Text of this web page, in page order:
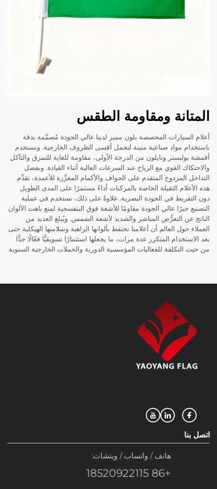
المتانة ومقاومة الطقس
أعلام السيارات المخصصة بلون مميز لدينا عالي الجودة مُصمَّمة بدقة
باستخدام مواد صناعية متينة لتحمل أقسى الظروف الخارجية. ونستخدم
أقمشة بوليستر ونايلون من الدرجة الأولى، مقاومة للغاية للتمزق والتآكل
والاحتكاك القوي مع الرياح عند السرعات العالية أثناء القيادة. وبفضل
التداخل المزدوج المتقدم على الحواف والأكمام المعزَّزة للأعمدة، تقدِّم
هذه الأعلام الثقيلة الخاصة بالمركبات أداءً مستمرًا على المدى الطويل
دون التفريط في الجودة البصرية. علاوةً على ذلك، نستخدم في عملية
التصنيع حبرًا عالي الجودة مقاومًا للأشعة فوق البنفسجية لمنع باهت الألوان
الناتج عن التعرُّض المباشر والشديد لأشعة الشمس. ويُبلغ العديد من
العملاء حول العالم أن أعلامنا تحتفظ بألوانها الزاهية وسلامتها الهيكلية حتى
بعد الاستخدام المتكرر عدة مرات، ما يجعلها استثمارًا تسويقيًّا فعّالًا جدًّا
من حيث التكلفة للفعاليات المؤسسية الدورية والحملات الخارجية السنوية.
اتصل بنا
هاتف / واتساب / ويتشات:
+86 18520922115